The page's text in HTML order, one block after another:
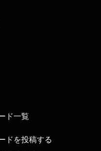
ド一覧
ドを投稿する